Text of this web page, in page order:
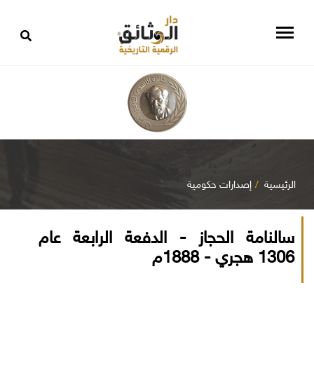
الرئيسية إصدارات حكومية
سالنامة الحجاز - الدفعة الرابعة عام
1306 هجري - 1888م